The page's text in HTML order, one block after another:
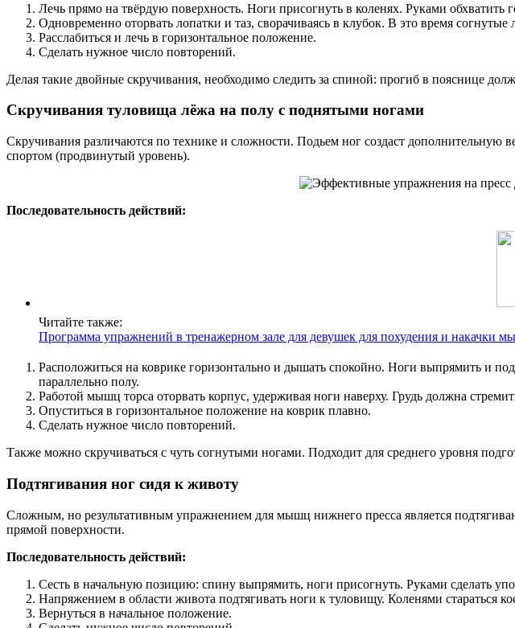
Лечь прямо на твёрдую поверхность. Ноги присогнуть в коленях. Руками обхватить
Одновременно оторвать лопатки и таз, сворачиваясь в клубок. В это время согнутые
Расслабиться и лечь в горизонтальное положение.
Сделать нужное число повторений.
Делая такие двойные скручивания, необходимо следить за спиной: прогиб в пояснице
Скручивания туловища лёжа на полу с поднятыми ногами
Скручивания различаются по технике и сложности. Подьем ног создаст дополнительную
спортом (продвинутый уровень).
Последовательность действий:
Читайте также:
Программа упражнений в тренажерном зале для девушек для похудения и накачки
Расположиться на коврике горизонтально и дышать спокойно. Ноги выпрямить и
параллельно полу.
Работой мышц торса оторвать корпус, удерживая ноги наверху. Грудь должна
Опуститься в горизонтальное положение на коврик плавно.
Сделать нужное число повторений.
Также можно скручиваться с чуть согнутыми ногами. Подходит для среднего уровня
Подтягивания ног сидя к животу
Сложным, но результативным упражнением для мышц нижнего пресса является
прямой поверхности.
Последовательность действий:
Сесть в начальную позицию: спину выпрямить, ноги присогнуть. Руками сделать
Напряжением в области живота подтягивать ноги к туловищу. Коленями стараться
Вернуться в начальное положение.